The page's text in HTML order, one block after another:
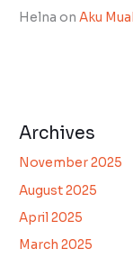
Helna onAku
Archives
November 2025
August 2025
April 2025
March 2025